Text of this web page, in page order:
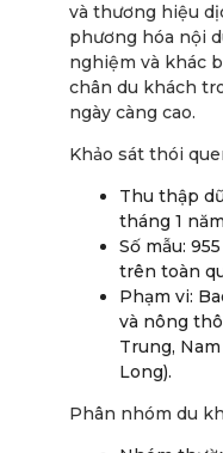
và thương hiệu
phương hóa nội
nghiệm và khác
chân du khách
ngày càng cao.
Khảo sát thói
Thu thập
tháng 1
Số mẫu:
trên toàn
Phạm vi:
và nông
Trung,
Long).
Phân nhóm du